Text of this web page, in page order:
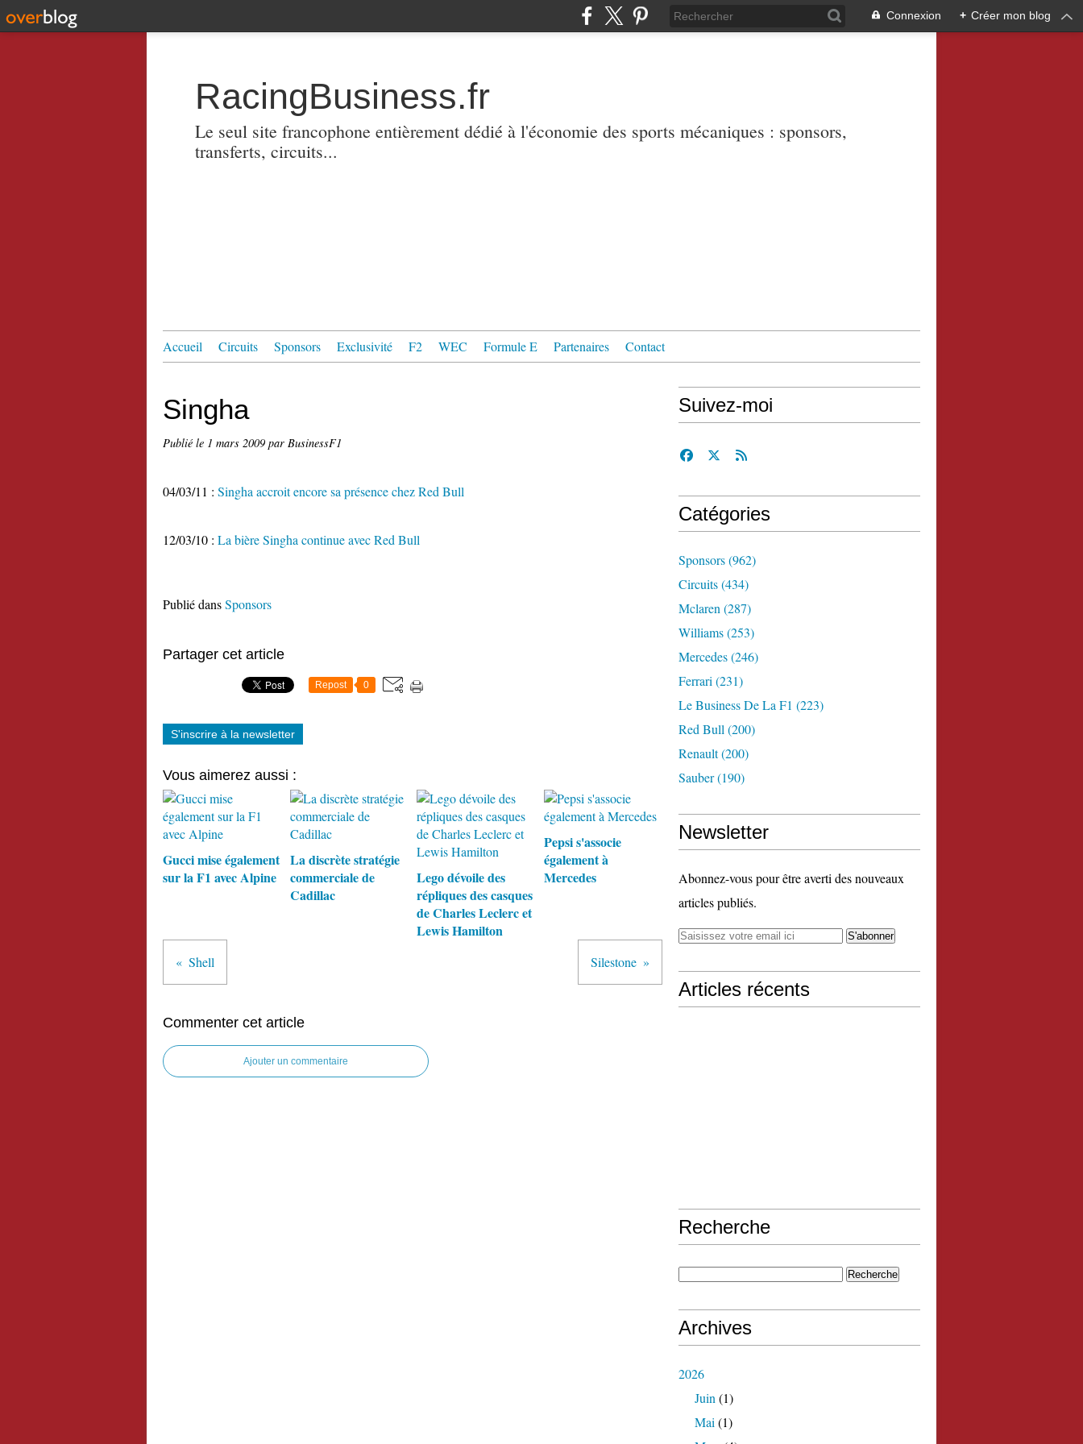
Connexion + Créer mon blog
RacingBusiness.fr
Le seul site francophone entièrement dédié à l'économie des sports mécaniques : sponsors,
transferts, circuits...
Accueil Circuits Sponsors Exclusivité F2 WEC Formule E Partenaires Contact
Singha
Publié le 1 mars 2009 par BusinessF1
04/03/11 : Singha accroit encore sa présence chez Red Bull
12/03/10 : La bière Singha continue avec Red Bull
Publié dansSponsors
Partager cet article
Repost 0
S'inscrire à la newsletter
Vous aimerez aussi :
Gucci mise également
sur la F1 avec Alpine
La discrète stratégie
commerciale de
Cadillac
Lego dévoile des
répliques des casques
de Charles Leclerc et
Lewis Hamilton
Pepsi s'associe
également à
Mercedes
Shell Silestone
Commenter cet article
Ajouter un commentaire
Suivez-moi
Catégories
Sponsors(962)
Circuits(434)
Mclaren (287)
Williams(253)
Mercedes(246)
Ferrari (231)
Le Business De La F1 (223)
Red Bull (200)
Renault(200)
Sauber(190)
Newsletter
Abonnez-vous pour être averti des nouveaux
articles publiés.
Articles récents
Recherche
Archives
2026
Juin (1)
Mai (1)